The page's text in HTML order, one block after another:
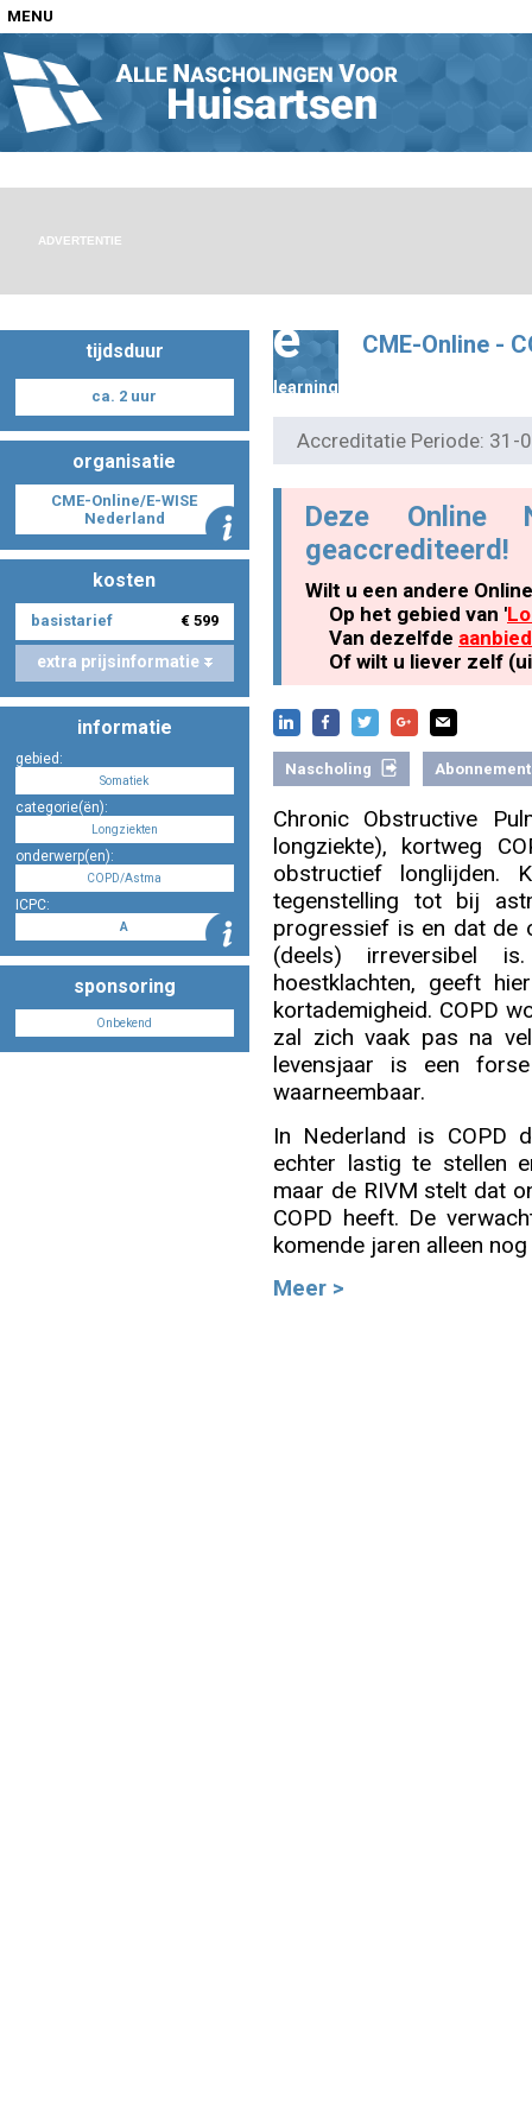
MENU
Home
Nascholingen op locatie (agenda)
Nascholingen online (elearning)
Nascholing aanmelden
Zoek op kaart
Registreren
Inloggen
ADVERTENTIE
tijdsduur
ca. 2 uur
organisatie
CME-Online/E-WISE
Nederland
kosten
basistarief € 599
extra prijsinformatie
informatie
gebied:
Somatiek
categorie(ën):
Longziekten
onderwerp(en):
COPD/Astma
ICPC:
A
sponsoring
Onbekend
e
learning
CME-Online -
Accreditatie Periode:
Deze Online
geaccrediteerd!
Wilt u een andere
Op het gebied van '
Van dezelfde
Of wilt u liever zelf
Nascholing Abonnement
Chronic Obstructive
longziekte), kortweg
obstructief longlijden.
tegenstelling tot bij
progressief is en dat de
(deels) irreversibel
hoestklachten, geeft
kortademigheid. COPD
zal zich vaak pas na
levensjaar is een
waarneembaar.
In Nederland is COPD
echter lastig te stellen
maar de RIVM stelt dat
COPD heeft. De
komende jaren alleen
Meer >